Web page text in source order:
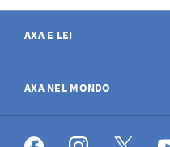
AXA E LEI
Contatto
Avviso sinistro
AXA NEL MONDO
AXA nel mondo